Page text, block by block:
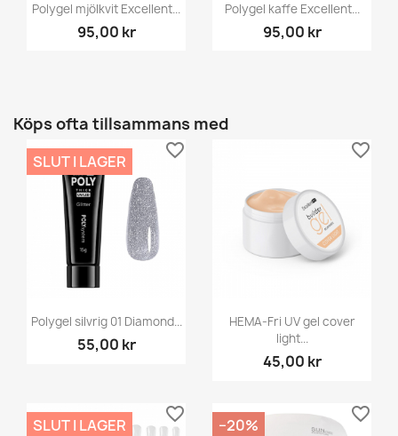
Polygel mjölkvit Excellent...
95,00 kr
Polygel kaffe Excellent...
95,00 kr
Köps ofta tillsammans med
Polygel silvrig 01 Diamond...
55,00 kr
SLUT I LAGER
favorite_border
HEMA-Fri UV gel cover
light...
45,00 kr
favorite_border
SLUT I LAGER
favorite_border
−20%
favorite_border